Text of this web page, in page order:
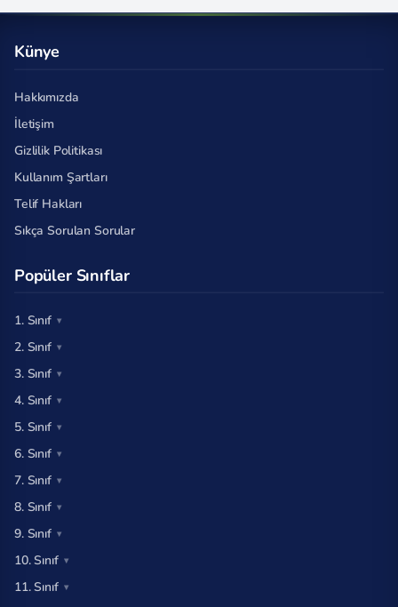
Künye
Hakkımızda
İletişim
Gizlilik Politikası
Kullanım Şartları
Telif Hakları
Sıkça Sorulan Sorular
Popüler Sınıflar
1. Sınıf
2. Sınıf
3. Sınıf
4. Sınıf
5. Sınıf
6. Sınıf
7. Sınıf
8. Sınıf
9. Sınıf
10. Sınıf
11. Sınıf